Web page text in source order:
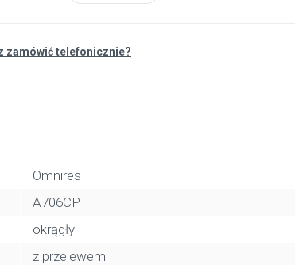
zamówić telefonicznie?
Omnires
A706CP
okrągły
z przelewem